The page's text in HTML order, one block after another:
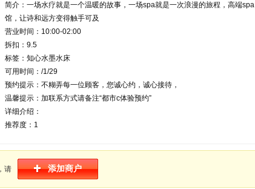
简介：一场水疗就是一个温暖的故事，一场spa就是一次浪漫的旅程，高端spa
馆，让诗和远方变得触手可及
营业时间：10:00-02:00
拆扣：9.5
标签：知心水墨水床
可用时间：/1/29
预约提示：不糊弄每一位顾客，您诚心约，诚心接待，
温馨提示：加联系方式请备注“都市c体验预约”
详细介绍：
推荐度：1
请 添加商户